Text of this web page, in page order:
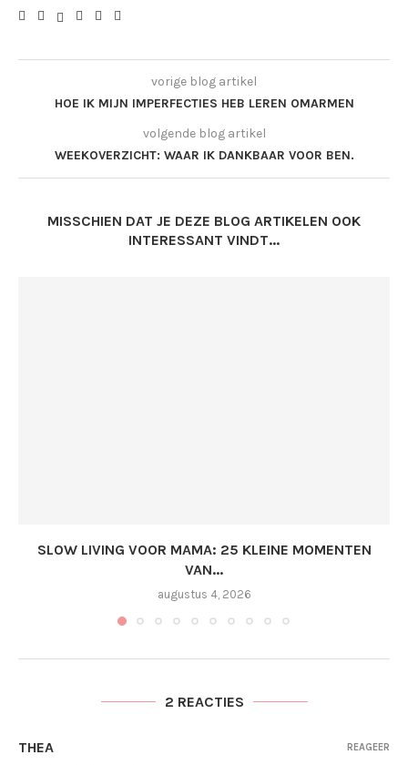
vorige blog artikel
HOE IK MIJN IMPERFECTIES HEB LEREN OMARMEN
volgende blog artikel
WEEKOVERZICHT: WAAR IK DANKBAAR VOOR BEN.
MISSCHIEN DAT JE DEZE BLOG ARTIKELEN OOK
INTERESSANT VINDT...
SLOW LIVING VOOR MAMA: 25 KLEINE MOMENTEN
VAN...
augustus 4, 2026
2 REACTIES
THEA REAGEER